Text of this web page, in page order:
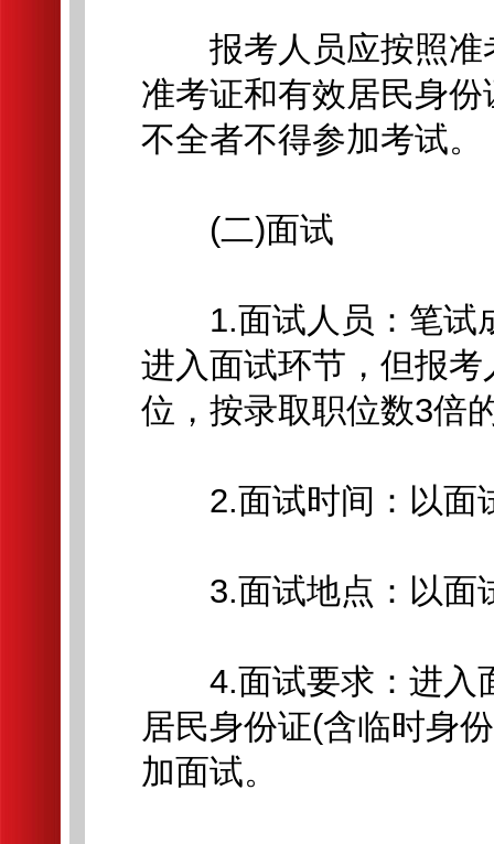
报考人员应按照准
准考证和有效居民身
不全者不得参加考试。
(二)面试
1.面试人员：笔试
进入面试环节，但报
位，按录取职位数3倍
2.面试时间：以面
3.面试地点：以面
4.面试要求：进入
居民身份证(含临时身
加面试。